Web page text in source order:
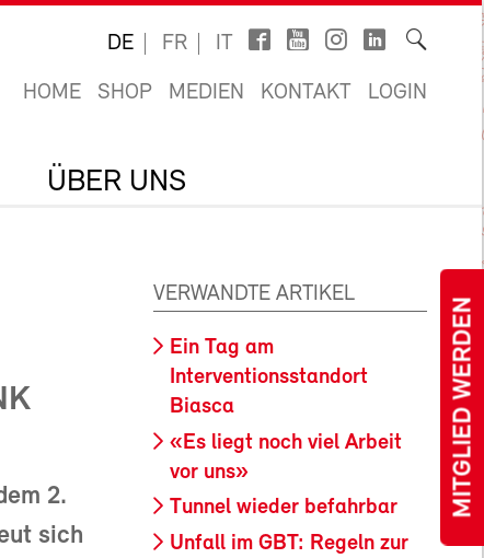
MITGLIED WERDEN
DE FR IT
HOME SHOP MEDIEN KONTAKT LOGIN
ÜBER UNS
2.
sich
VERWANDTE ARTIKEL
Ein Tag am
Interventionsstandort
Biasca
«Es liegt noch viel Arbeit
vor uns»
Tunnel wieder befahrbar
Unfall im GBT: Regeln zur